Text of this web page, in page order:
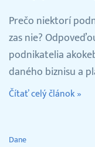
Prečo niektorí
zas nie?
podnikatelia
daného biznisu a
Čítať celý článok »
Dane